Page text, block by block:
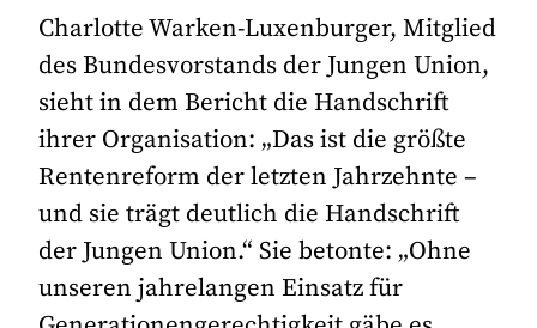
Charlotte Warken-Luxenburger, Mitglied
des Bundesvorstands der Jungen Union,
sieht in dem Bericht die Handschrift
ihrer Organisation: „Das ist die größte
Rentenreform der letzten Jahrzehnte –
und sie trägt deutlich die Handschrift
der Jungen Union.“ Sie betonte: „Ohne
unseren jahrelangen Einsatz für